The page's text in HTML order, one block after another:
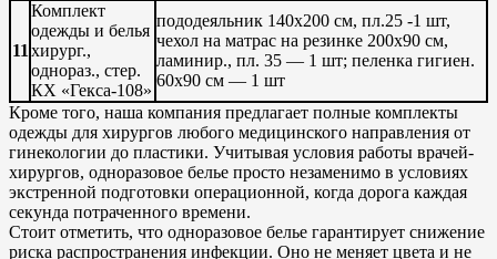
11
Комплект
одежды и белья
хирург.,
однораз., стер.
КХ «Гекса-108»
пододеяльник 140х200 см, пл.25 -1 шт,
чехол на матрас на резинке 200х90 см,
ламинир., пл. 35 — 1 шт; пеленка гигиен.
60х90 см — 1 шт
Кроме того, наша компания предлагает полные комплекты
одежды для хирургов любого медицинского направления от
гинекологии до пластики. Учитывая условия работы врачей-
хирургов, одноразовое белье просто незаменимо в условиях
экстренной подготовки операционной, когда дорога каждая
секунда потраченного времени.
Стоит отметить, что одноразовое белье гарантирует снижение
риска распространения инфекции. Оно не меняет цвета и не